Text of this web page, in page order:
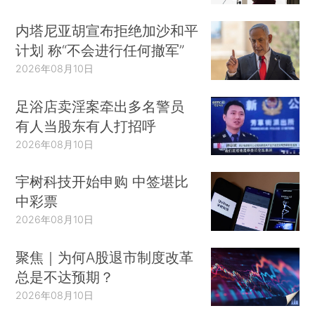
内塔尼亚胡宣布拒绝加沙和平
计划 称“不会进行任何撤军”
2026年08月10日
足浴店卖淫案牵出多名警员
有人当股东有人打招呼
2026年08月10日
宇树科技开始申购 中签堪比
中彩票
2026年08月10日
聚焦｜为何A股退市制度改革
总是不达预期？
2026年08月10日